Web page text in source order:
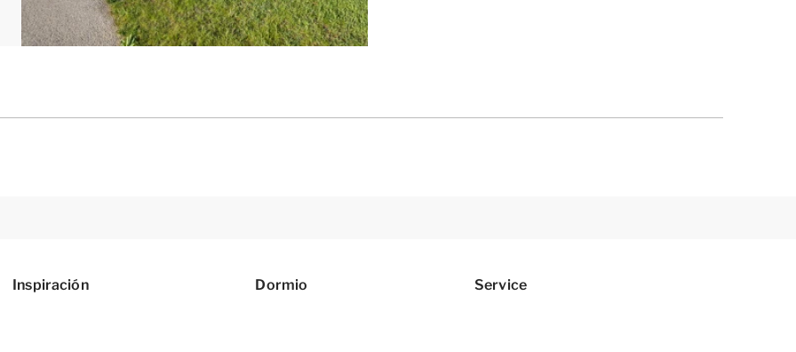
Inspiración Dormio Service